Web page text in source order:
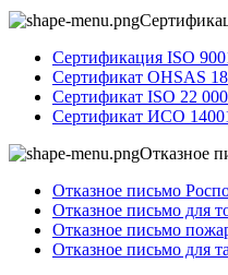
Сертификация ISO
Сертификат OHSAS
Сертификат ISO 22
Сертификат ИСО
Отказное
Отказное письмо
Отказное письмо для
Отказное письмо
Отказное письмо для